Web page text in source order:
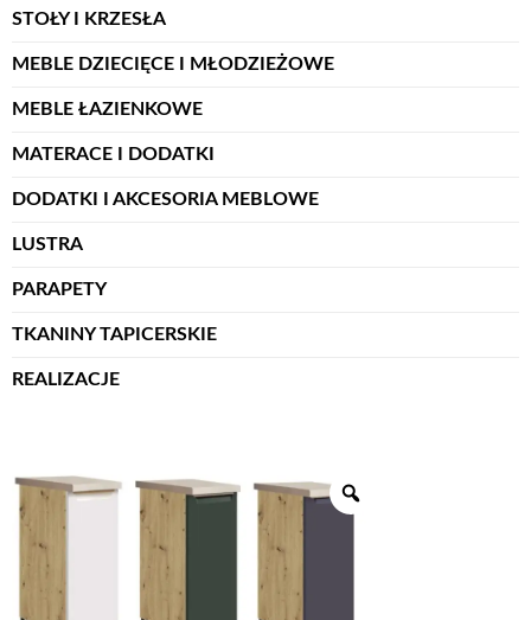
STOŁY I KRZESŁA
MEBLE DZIECIĘCE I MŁODZIEŻOWE
MEBLE ŁAZIENKOWE
MATERACE I DODATKI
DODATKI I AKCESORIA MEBLOWE
LUSTRA
PARAPETY
TKANINY TAPICERSKIE
REALIZACJE